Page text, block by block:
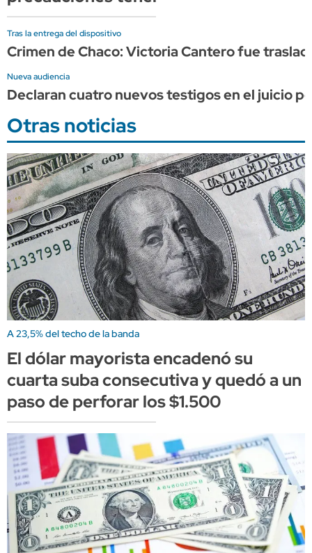
Tras la entrega del dispositivo
Crimen de Chaco: Victoria Cantero fue
Nueva audiencia
Declaran cuatro nuevos testigos en el juicio
Otras noticias
A 23,5% del techo de la banda
El dólar mayorista encadenó su
cuarta suba consecutiva y quedó a un
paso de perforar los $1.500